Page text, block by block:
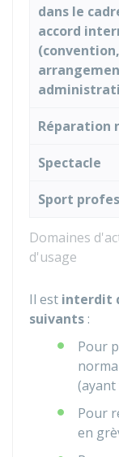
Domaines
d'usage
dans le
accord
(convention,
Réparation
Spectacle
Sport
Il est interdit
suivants :
Pour
(ayant
Pour
en